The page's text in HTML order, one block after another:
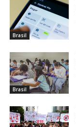
Brasil
Brasil